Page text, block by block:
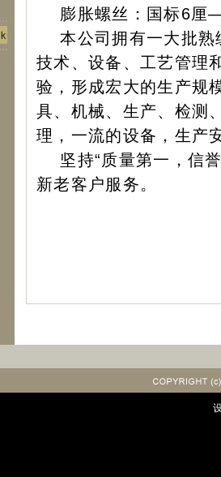
膨胀螺丝：国标6厘
本公司拥有一大批熟
技术、设备、工艺管理
验，形成宏大的生产规
具、机械、生产、检测
理，一流的设备，生产
坚持“质量第一，信誉
新老客户服务。